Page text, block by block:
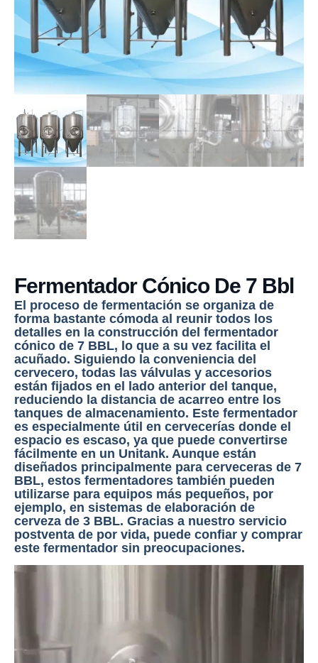
Fermentador Cónico De 7 Bbl
El proceso de fermentación se organiza de
forma bastante cómoda al reunir todos los
detalles en la construcción del fermentador
cónico de 7 BBL, lo que a su vez facilita el
acuñado. Siguiendo la conveniencia del
cervecero, todas las válvulas y accesorios
están fijados en el lado anterior del tanque,
reduciendo la distancia de acarreo entre los
tanques de almacenamiento. Este fermentador
es especialmente útil en cervecerías donde el
espacio es escaso, ya que puede convertirse
fácilmente en un Unitank. Aunque están
diseñados principalmente para cerveceras de 7
BBL, estos fermentadores también pueden
utilizarse para equipos más pequeños, por
ejemplo, en sistemas de elaboración de
cerveza de 3 BBL. Gracias a nuestro servicio
postventa de por vida, puede confiar y comprar
este fermentador sin preocupaciones.